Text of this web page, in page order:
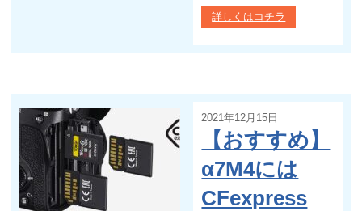
詳しくはコチラ
2021年12月15日
【おすすめ】
α7M4には
CFexpress